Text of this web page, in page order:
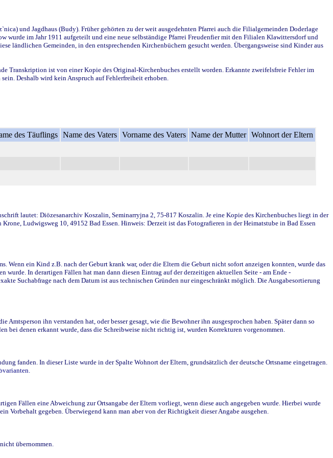
und Jagdhaus (Budy). Früher gehörten zu der weit ausgedehnten Pfarrei auch die Filialgemeinden Doderlage
im Jahr 1911 aufgeteilt und eine neue selbständige Pfarrei Freudenfier mit den Filialen Klawittersdorf und
ländlichen Gemeinden, in den entsprechenden Kirchenbüchern gesucht werden. Übergangsweise sind Kinder aus
Transkription ist von einer Kopie des Original-Kirchenbuches erstellt worden. Erkannte zweifelsfreie Fehler im
Deshalb wird kein Anspruch auf Fehlerfreiheit erhoben.
des Täuflings Name des Vaters Vorname des Vaters Name der Mutter Wohnort der Eltern
lautet: Diözesanarchiv Koszalin, Seminarryjna 2, 75-817 Koszalin. Je eine Kopie des Kirchenbuches liegt in der
Ludwigsweg 10, 49152 Bad Essen. Hinweis: Derzeit ist das Fotografieren in der Heimatstube in Bad Essen
ein Kind z.B. nach der Geburt krank war, oder die Eltern die Geburt nicht sofort anzeigen konnten, wurde das
In derartigen Fällen hat man dann diesen Eintrag auf der derzeitigen aktuellen Seite - am Ende -
Suchabfrage nach dem Datum ist aus technischen Gründen nur eingeschränkt möglich. Die Ausgabesortierung
ihn verstanden hat, oder besser gesagt, wie die Bewohner ihn ausgesprochen haben. Später dann so
bei denen erkannt wurde, dass die Schreibweise nicht richtig ist, wurden Korrekturen vorgenommen.
fanden. In dieser Liste wurde in der Spalte Wohnort der Eltern, grundsätzlich der deutsche Ortsname eingetragen.
Fällen eine Abweichung zur Ortsangabe der Eltern vorliegt, wenn diese auch angegeben wurde. Hierbei wurde
Vorbehalt gegeben. Überwiegend kann man aber von der Richtigkeit dieser Angabe ausgehen.
übernommen.